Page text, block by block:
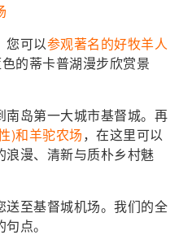
您可以参观著名的好牧羊人
的蒂卡普湖漫步欣赏景
岛第一大城市基督城。再
)和羊驼农场，在这里可以
漫、清新与质朴乡村魅
至基督城机场。我们的全
点。